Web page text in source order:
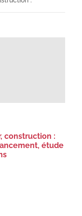
construction :
étude